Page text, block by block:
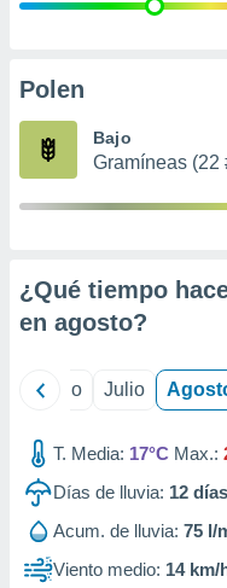
e
publicidad
Polen
Bajo
Gramíneas (22
¿Qué tiempo
en agosto?
Junio Julio
T. Media: 17°C Max.:
Días de lluvia: 12 días
Acum. de lluvia: 75 l/
Viento medio: 14 km/